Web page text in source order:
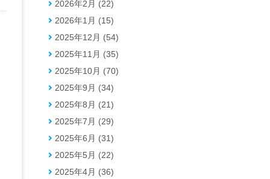
2026年2月 (22)
2026年1月 (15)
2025年12月 (54)
2025年11月 (35)
2025年10月 (70)
2025年9月 (34)
2025年8月 (21)
2025年7月 (29)
2025年6月 (31)
2025年5月 (22)
2025年4月 (36)